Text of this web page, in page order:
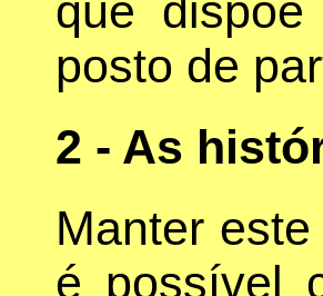
que
posto de
2 - As
Manter
é possível